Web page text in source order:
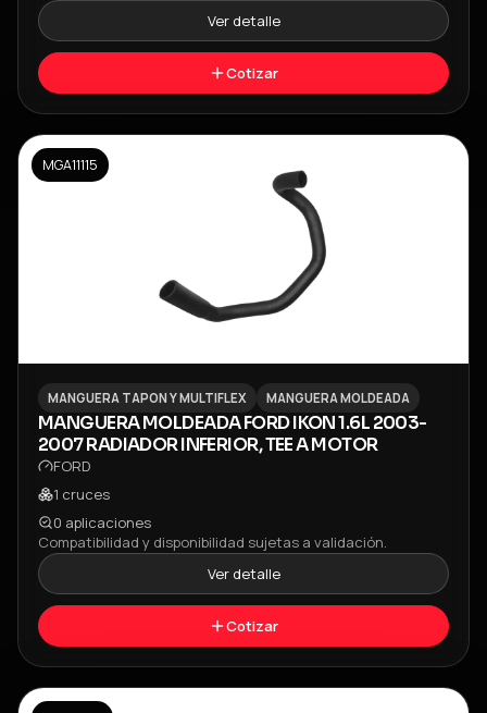
Ver detalle
Cotizar
MGA11115
MANGUERA TAPON Y MULTIFLEX MANGUERA MOLDEADA
MANGUERA MOLDEADA FORD IKON 1.6L 2003-
2007 RADIADOR INFERIOR, TEE A MOTOR
FORD
1 cruces
0 aplicaciones
Compatibilidad y disponibilidad sujetas a validación.
Ver detalle
Cotizar